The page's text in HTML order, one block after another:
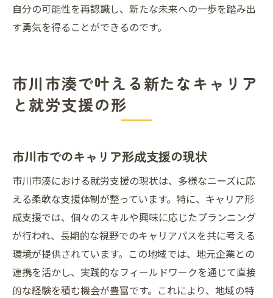
自分の可能性を再認識し、新たな未来への一歩を踏み出
す勇気を得ることができるのです。
市川市湊で叶える新たなキャリア
と就労支援の形
市川市でのキャリア形成支援の現状
市川市湊における就労支援の現状は、多様なニーズに応
える柔軟な支援体制が整っています。特に、キャリア形
成支援では、個々のスキルや興味に応じたプランニング
が行われ、長期的な視野でのキャリアパスを共に考える
環境が提供されています。この地域では、地元企業との
連携を活かし、実践的なフィールドワークを通じて直接
的な経験を積む機会が豊富です。これにより、地域の特